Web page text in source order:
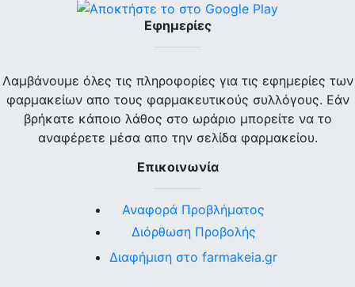
Εφημερίες
Λαμβάνουμε όλες τις πληροφορίες για τις εφημερίες των
φαρμακείων απο τους φαρμακευτικούς συλλόγους. Εάν
βρήκατε κάποιο λάθος στο ωράριο μπορείτε να το
αναφέρετε μέσα απο την σελίδα φαρμακείου.
Επικοινωνία
Αναφορά Προβλήματος
Διόρθωση Προβολής
Διαφήμιση στο farmakeia.gr